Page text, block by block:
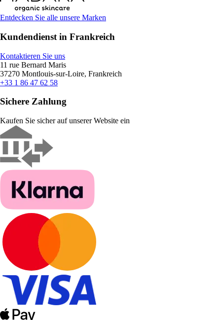
Entdecken Sie alle unsere Marken
Kundendienst in Frankreich
Kontaktieren Sie uns
11 rue Bernard Maris
37270 Montlouis-sur-Loire, Frankreich
+33 1 86 47 62 58
Sichere Zahlung
Kaufen Sie sicher auf unserer Website ein